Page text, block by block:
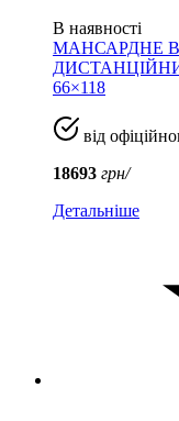
В наявності
МАНСАРДНЕ
66×118
від
18693 грн/
Детальніше